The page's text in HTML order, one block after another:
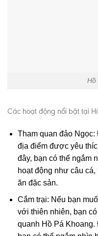
Hồ
Các hoạt động nổi bật tại
Tham quan đảo
địa điểm được yêu
đây, bạn có thể ngắm
hoạt động như câu
ăn đặc sản.
Cắm trại: Nếu bạn
với thiên nhiên, bạn
quanh Hồ Pá